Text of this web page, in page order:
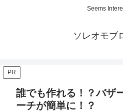
Seems
ソレオモブ
PR
誰でも作れる！？バザ
ーチが簡単に！？